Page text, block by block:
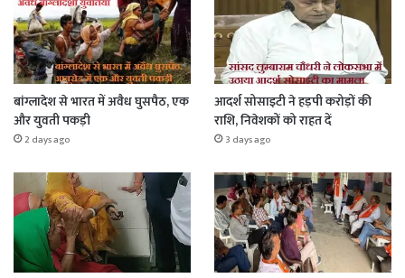
बांग्लादेश से भारत में अवैध घुसपैठ, एक
और युवती पकड़ी
2 days ago
आदर्श सोसाइटी ने हड़पी करोड़ों की
राशि, निवेशकों को राहत दें
3 days ago